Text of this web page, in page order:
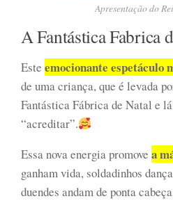
Apresentação do
A Fantástica Fabrica
Este emocionante espetáculo
de uma criança, que é levada
Fantástica Fábrica de Natal e
“acreditar”.
Essa nova energia promove a
ganham vida, soldadinhos
duendes andam de ponta